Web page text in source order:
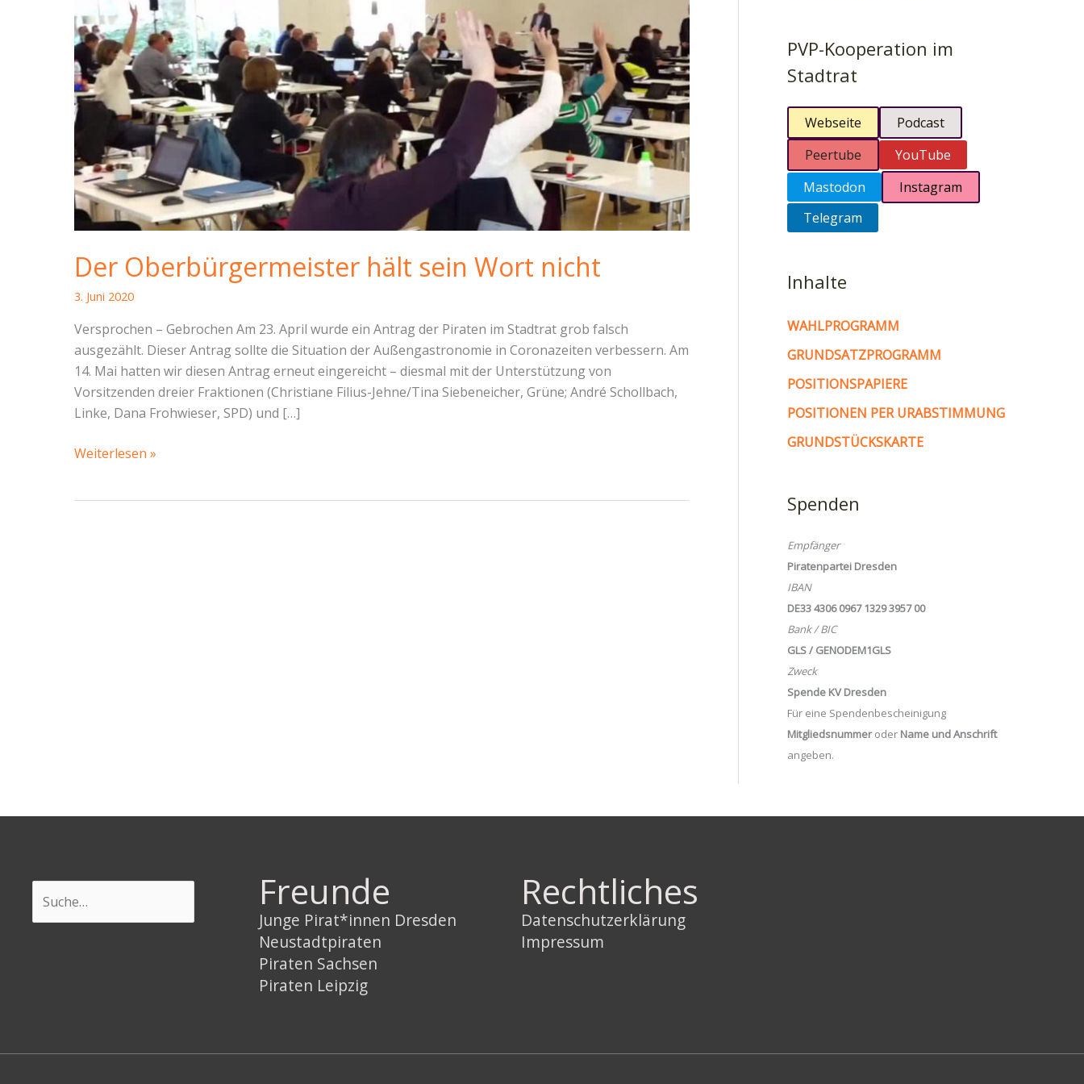
Der Oberbürgermeister hält sein Wort nicht
3. Juni 2020
Versprochen – Gebrochen Am 23. April wurde ein Antrag der Piraten im Stadtrat grob falsch
ausgezählt. Dieser Antrag sollte die Situation der Außengastronomie in Coronazeiten verbessern. Am
14. Mai hatten wir diesen Antrag erneut eingereicht – diesmal mit der Unterstützung von
Vorsitzenden dreier Fraktionen (Christiane Filius-Jehne/Tina Siebeneicher, Grüne; André Schollbach,
Linke, Dana Frohwieser, SPD) und […]
Der
Weiterlesen »
PVP-Kooperation im
Stadtrat
Webseite
Podcast
Peertube
YouTube
Mastodon
Instagram
Telegram
Inhalte
WAHLPROGRAMM
GRUNDSATZPROGRAMM
POSITIONSPAPIERE
POSITIONEN PER URABSTIMMUNG
GRUNDSTÜCKSKARTE
Spenden
Empfänger
Piratenpartei Dresden
IBAN
DE33 4306 0967 1329 3957 00
Bank / BIC
GLS / GENODEM1GLS
Zweck
Spende KV Dresden
Für eine Spendenbescheinigung
Mitgliedsnummeroder Name und Anschrift
angeben.
Freunde
Junge Pirat*innen Dresden
Neustadtpiraten
Piraten Sachsen
Piraten Leipzig
Rechtliches
Datenschutzerklärung
Impressum